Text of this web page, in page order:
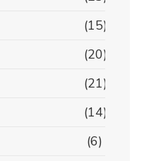
(15)
(20)
(21)
(14)
(6)